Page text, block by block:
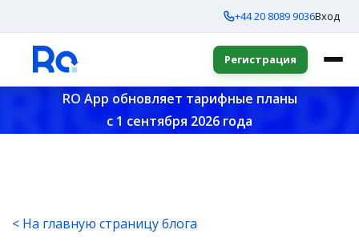
+44 20 8089 9036Вход
Регистрация
RO App обновляет тарифные планы
с 1 сентября 2026 года
< На главную страницу блога